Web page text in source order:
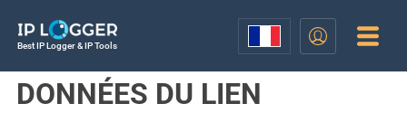
Best IP Logger & IP Tools
DONNÉES DU LIEN